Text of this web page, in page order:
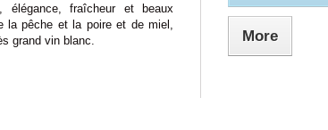
élégance, fraîcheur et beaux
la pêche et la poire et de miel,
grand vin blanc.
More